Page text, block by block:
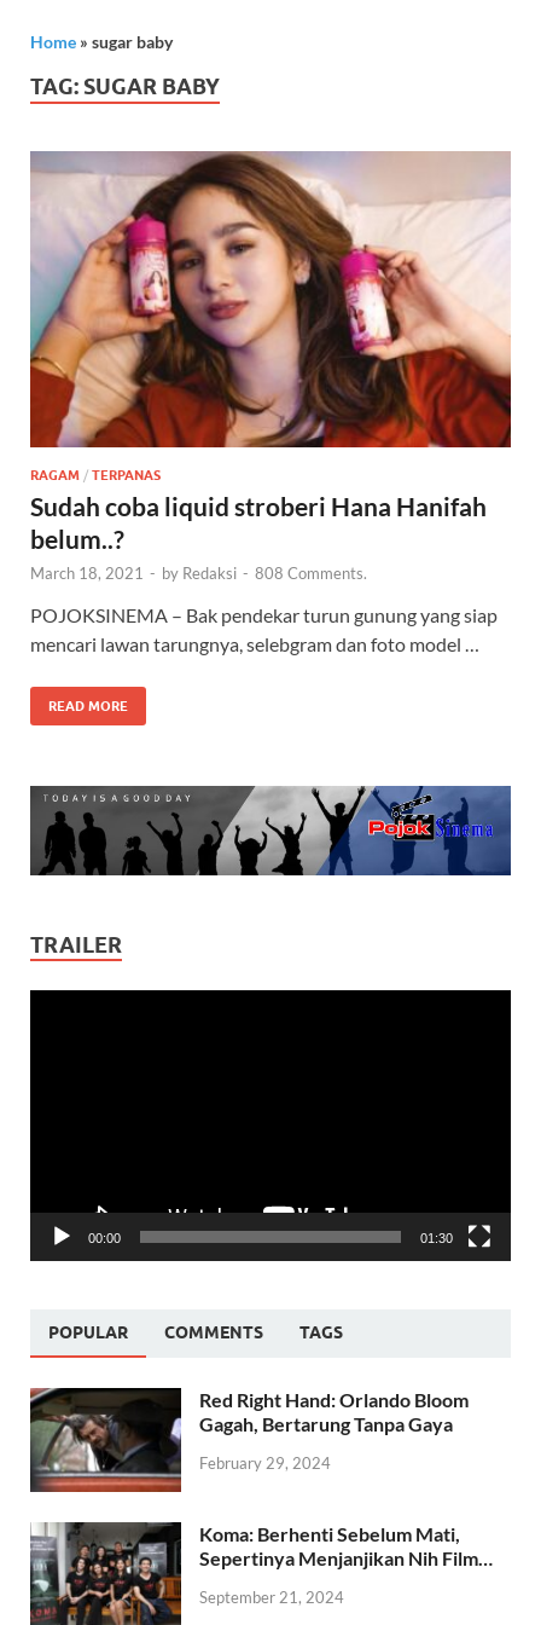
Home » sugar baby
TAG: SUGAR BABY
RAGAM / TERPANAS
Sudah coba liquid stroberi Hana Hanifah
belum..?
March 18, 2021 - by Redaksi - 808 Comments.
POJOKSINEMA – Bak pendekar turun gunung yang siap
mencari lawan tarungnya, selebgram dan foto model …
READ MORE
TRAILER
00:00 01:30
POPULAR COMMENTS TAGS
Red Right Hand: Orlando Bloom
Gagah, Bertarung Tanpa Gaya
February 29, 2024
Koma: Berhenti Sebelum Mati,
Sepertinya Menjanjikan Nih Film…
September 21, 2024